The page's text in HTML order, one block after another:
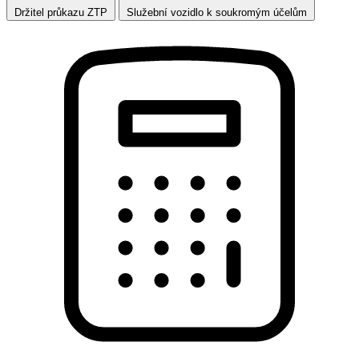
Držitel průkazu ZTP Služební vozidlo k soukromým účelům